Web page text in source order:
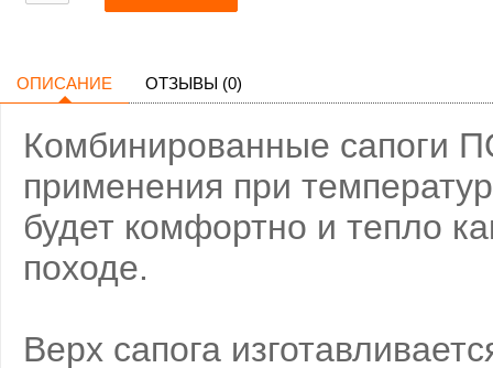
ОПИСАНИЕ ОТЗЫВЫ (0)
Комбинированные сапоги
применения при
будет комфортно и тепло
походе.
Верх сапога